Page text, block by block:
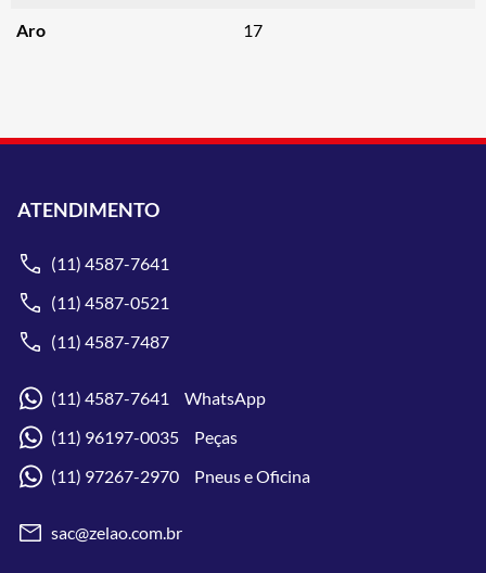
Aro 17
ATENDIMENTO
(11) 4587-7641
(11) 4587-0521
(11) 4587-7487
(11) 4587-7641 WhatsApp
(11) 96197-0035 Peças
(11) 97267-2970 Pneus e Oficina
sac@zelao.com.br